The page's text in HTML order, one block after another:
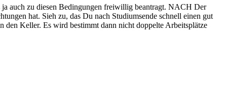
auch zu diesen Bedingungen freiwillig beantragt. NACH Der
hat. Sieh zu, das Du nach Studiumsende schnell einen gut
Keller. Es wird bestimmt dann nicht doppelte Arbeitsplätze